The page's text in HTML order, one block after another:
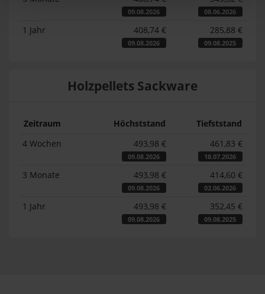
09.08.2026 08.06.2026
1 Jahr 408,74 €
09.08.2026
285,88 €
09.08.2025
Holzpellets Sackware
Zeitraum Höchststand
Tiefststand
4 Wochen
493,98 €
09.08.2026
461,83 €
18.07.2026
3 Monate 493,98 €
09.08.2026
414,60 €
02.06.2026
1 Jahr 493,98 €
09.08.2026
352,45 €
09.08.2025